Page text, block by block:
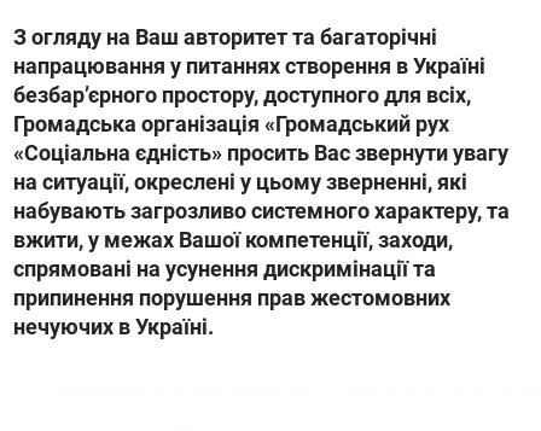
З огляду на Ваш авторитет та багаторічні
напрацювання у питаннях створення в Україні
безбарʼєрного простору, доступного для всіх,
Громадська організація «Громадський рух
«Соціальна єдність» просить Вас звернути увагу
на ситуації, окреслені у цьому зверненні, які
набувають загрозливо системного характеру, та
вжити, у межах Вашої компетенції, заходи,
спрямовані на усунення дискримінації та
припинення порушення прав жестомовних
нечуючих в Україні.